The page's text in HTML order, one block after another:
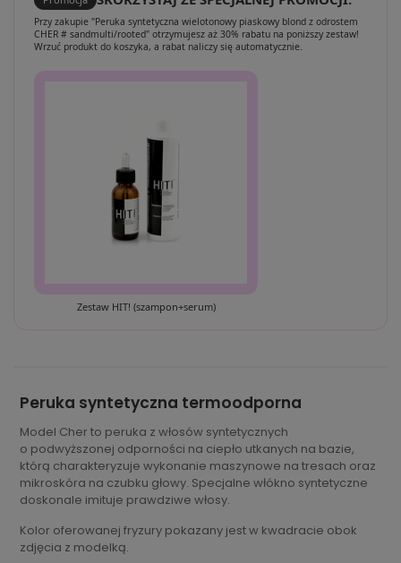
Przy zakupie "Peruka syntetyczna wielotonowy piaskowy blond z odrostem
CHER # sandmulti/rooted" otrzymujesz aż 30% rabatu na poniższy zestaw!
Wrzuć produkt do koszyka, a rabat naliczy się automatycznie.
Zestaw HIT! (szampon+serum)
Peruka syntetyczna termoodporna
Model Cher to peruka z włosów syntetycznych
o podwyższonej odporności na ciepło utkanych na bazie,
którą charakteryzuje wykonanie maszynowe na tresach oraz
mikroskóra na czubku głowy. Specjalne włókno syntetyczne
doskonale imituje prawdziwe włosy.
Kolor oferowanej fryzury pokazany jest w kwadracie obok
zdjęcia z modelką.